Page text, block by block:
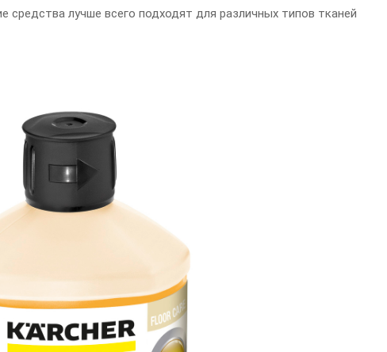
средства лучше всего подходят для различных типов тканей